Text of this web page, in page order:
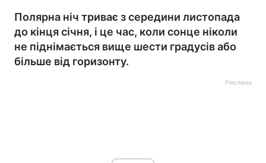
Полярна ніч триває з середини листопада
до кінця січня, і це час, коли сонце ніколи
не піднімається вище шести градусів або
більше від горизонту.
Реклама